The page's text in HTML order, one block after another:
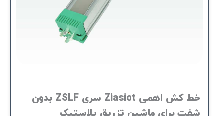
خط کش اهمی Ziasiot سری ZSLF بدون
شفت برای ماشین تزریق پلاستیک